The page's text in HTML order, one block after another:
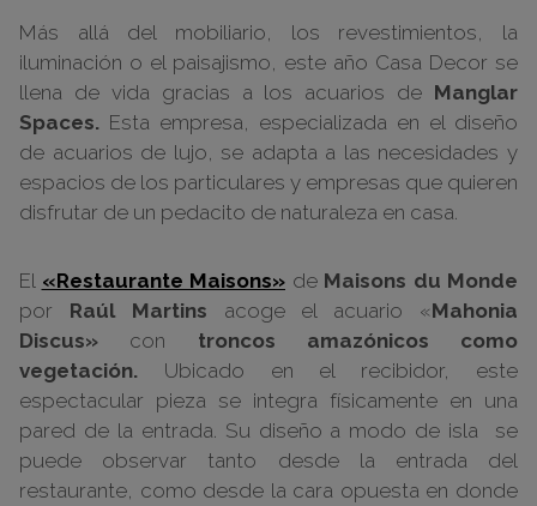
Más allá del mobiliario, los revestimientos, la
iluminación o el paisajismo, este año Casa Decor se
llena de vida gracias a los acuarios de Manglar
Spaces. Esta empresa, especializada en el diseño
de acuarios de lujo, se adapta a las necesidades y
espacios de los particulares y empresas que quieren
disfrutar de un pedacito de naturaleza en casa.
El «Restaurante Maisons» de Maisons du Monde
por Raúl Martins acoge el acuario «Mahonia
Discus» con troncos amazónicos como
vegetación. Ubicado en el recibidor, este
espectacular pieza se integra físicamente en una
pared de la entrada. Su diseño a modo de isla se
puede observar tanto desde la entrada del
restaurante, como desde la cara opuesta en donde